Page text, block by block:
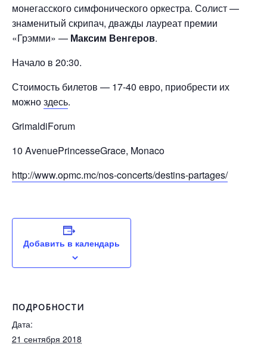
монегасского симфонического оркестра. Солист —
знаменитый скрипач, дважды лауреат премии
«Грэмми» — Максим Венгеров.
Начало в 20:30.
Стоимость билетов — 17-40 евро, приобрести их
можноздесь.
GrimaldiForum
10 AvenuePrincesseGrace, Monaco
http://www.opmc.mc/nos-concerts/destins-partages/
Добавить в календарь
ПОДРОБНОСТИ
Дата:
21 сентября 2018